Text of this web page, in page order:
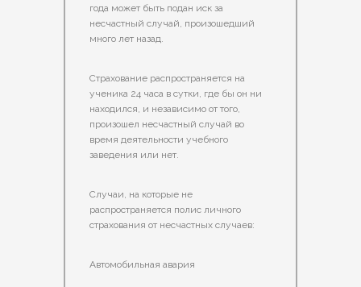
года может быть подан иск за
несчастный случай, произошедший
много лет назад.
Страхование распространяется на
ученика 24 часа в сутки, где бы он ни
находился, и независимо от того,
произошел несчастный случай во
время деятельности учебного
заведения или нет.
Случаи, на которые не
распространяется полис личного
страхования от несчастных случаев:
Автомобильная авария